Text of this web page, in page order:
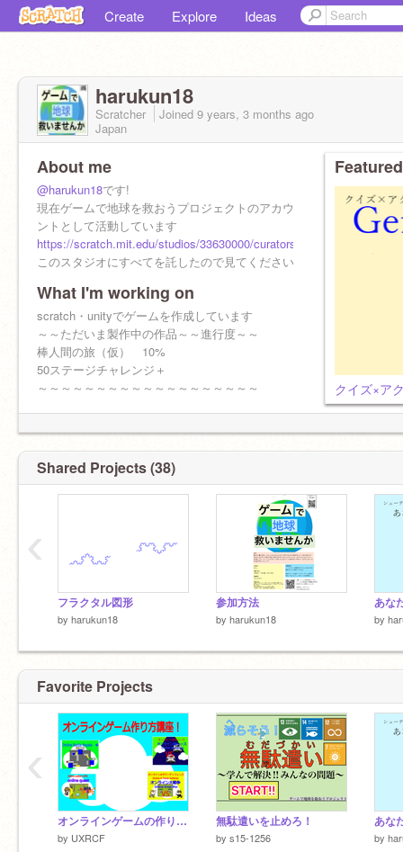
Create Explore Ideas
harukun18
Scratcher Joined 9 years, 3 months ago
Japan
About me
@harukun18です!
現在ゲームで地球を救おうプロジェクトのアカウ
ントとして活動しています
https://scratch.mit.edu/studios/33630000/curators
このスタジオにすべてを託したので見てください
What I'm working on
scratch・unityでゲームを作成しています
～～ただいま製作中の作品～～進行度～～
棒人間の旅（仮） 10%
50ステージチャレンジ＋
～～～～～～～～～～～～～～～～～～～
Shared Projects (38)
フラクタル図形
by harukun18
参加方法
by harukun18 by
‹
Favorite Projects
オンラインゲームの作り方！
by UXRCF
無駄遣いを止めろ！
by s15-1256 by
‹